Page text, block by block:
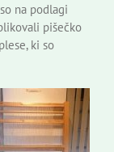
na podlagi
pišečko
ki so